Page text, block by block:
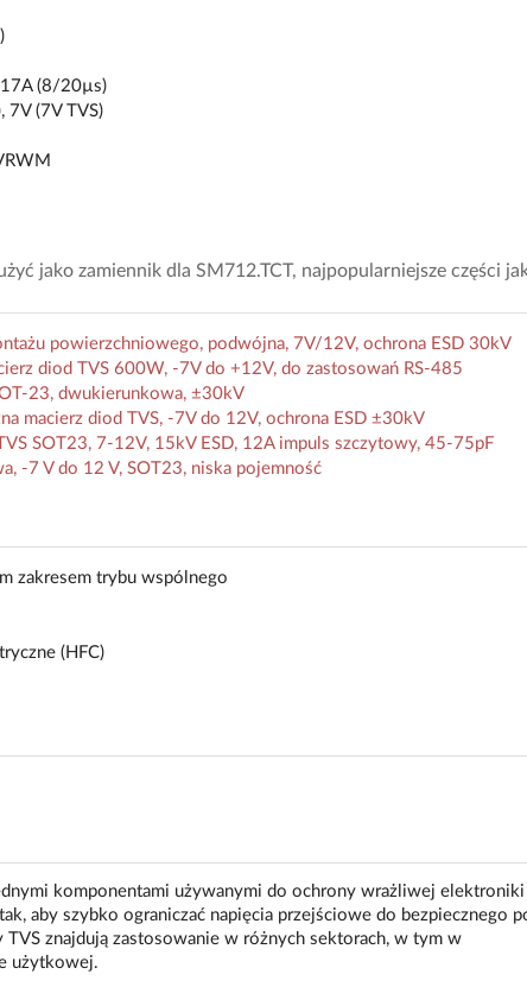
17A (8/20µs)
7V (7V TVS)
jako zamiennik dla SM712.TCT, najpopularniejsze części
powierzchniowego, podwójna, 7V/12V, ochrona ESD 30kV
diod TVS 600W, -7V do +12V, do zastosowań RS-485
23, dwukierunkowa, ±30kV
macierz diod TVS, -7V do 12V, ochrona ESD ±30kV
SOT23, 7-12V, 15kV ESD, 12A impuls szczytowy, 45-75pF
-7 V do 12 V, SOT23, niska pojemność
zakresem trybu wspólnego
(HFC)
komponentami używanymi do ochrony wrażliwej elektroniki
aby szybko ograniczać napięcia przejściowe do bezpiecznego
znajdują zastosowanie w różnych sektorach, w tym w
użytkowej.